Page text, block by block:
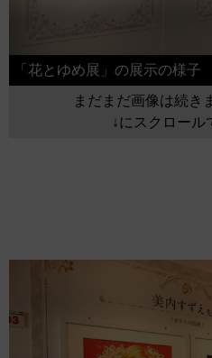
「花とゆめ展」の展示の様子
まだまだ画像は続き
↓にスクロール